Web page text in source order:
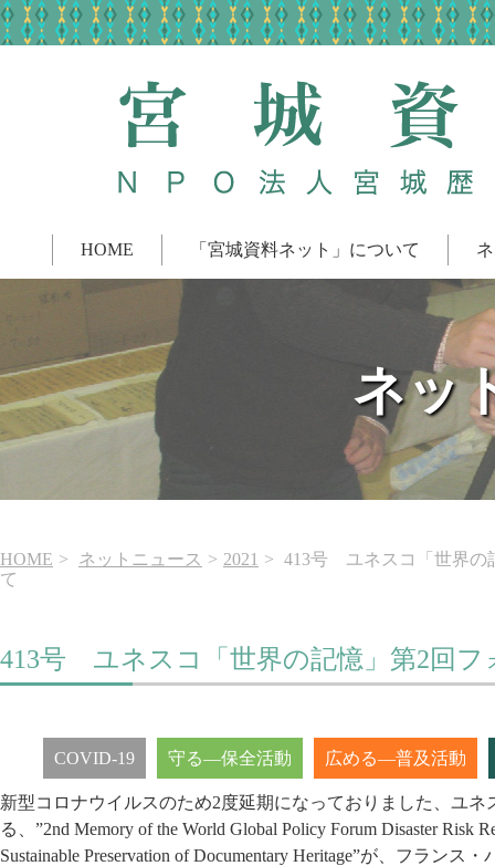
HOME 「宮城資料ネット」について
ネッ
HOME ネットニュース 2021
413号 ユネスコ「世界の
て
413号 ユネスコ「世界の記憶」第2回フ
COVID-19 守る―保全活動 広める―普及活動
新型コロナウイルスのため2度延期になっておりました、ユ
る、”2nd Memory of the World Global Policy Forum Disaster Risk
Sustainable Preservation of Documentary Heritage”が、フランス